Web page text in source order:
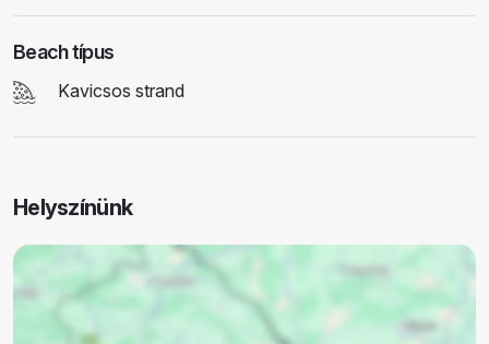
Beach típus
Kavicsos strand
Helyszínünk